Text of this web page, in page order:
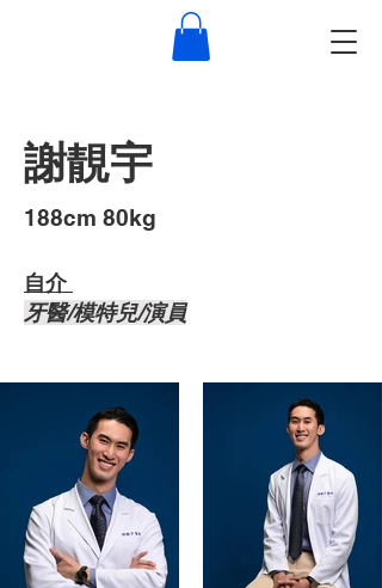
謝靚宇
​188cm 80kg
自介 ​
牙醫/模特兒/演員